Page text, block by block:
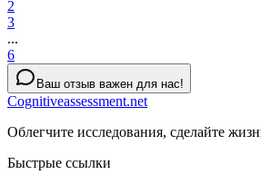
2
3
...
6
Ваш отзыв важен для нас!
Cognitiveassessment.net
Облегчите исследования, сделайте
Быстрые ссылки